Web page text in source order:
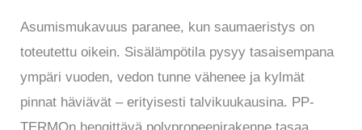
Asumismukavuus paranee, kun saumaeristys on
toteutettu oikein. Sisälämpötila pysyy tasaisempana
ympäri vuoden, vedon tunne vähenee ja kylmät
pinnat häviävät – erityisesti talvikuukausina. PP-